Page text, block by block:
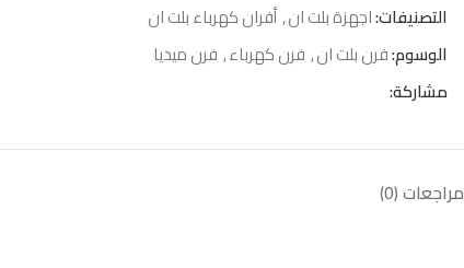
التصنيفات:اجهزة بلت ان,أفران كهرباء بلت ان
الوسوم:فرن بلت ان, فرن كهرباء, فرن ميديا
مشاركة:
مراجعات (0)